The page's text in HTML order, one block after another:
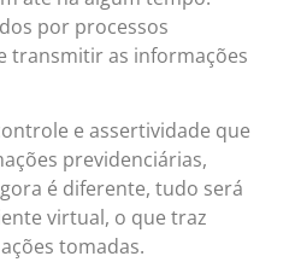
por processos
transmitir as informações
e assertividade que
previdenciárias,
é diferente, tudo será
virtual, o que traz
tomadas.